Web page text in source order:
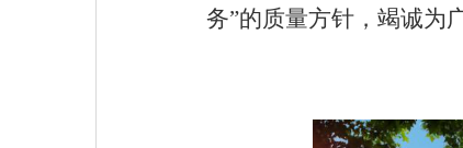
务”的质量方针，竭诚为